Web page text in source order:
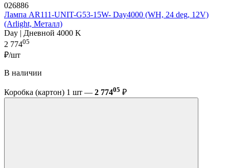
026886
Лампа AR111-UNIT-G53-15W- Day4000 (WH, 24 deg, 12V)
(Arlight, Металл)
Day | Дневной 4000 K
2 77405
₽/шт
В наличии
Коробка (картон) 1 шт — 2 77405 ₽